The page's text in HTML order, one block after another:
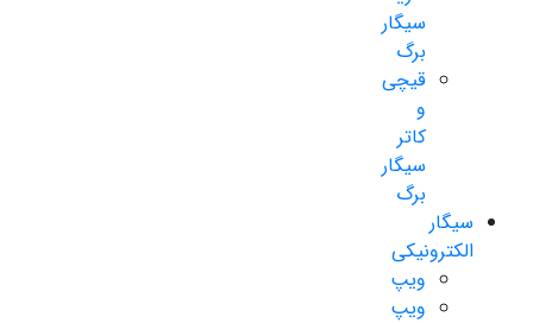
سیگار
برگ
قیچی
و
کاتر
سیگار
برگ
سیگار
الکترونیکی
ویپ
ویپ